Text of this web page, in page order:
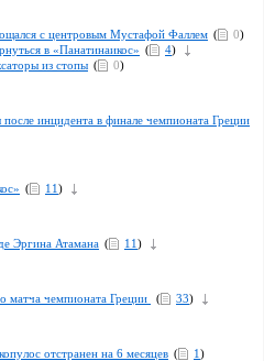
с центровым Мустафой Фаллем ( 0)
в «Панатинаикос» ( 4)
из стопы ( 0)
инцидента в финале чемпионата Греции
( 11)
Эргина Атамана ( 11)
матча чемпионата Греции ( 33)
отстранен на 6 месяцев ( 1)